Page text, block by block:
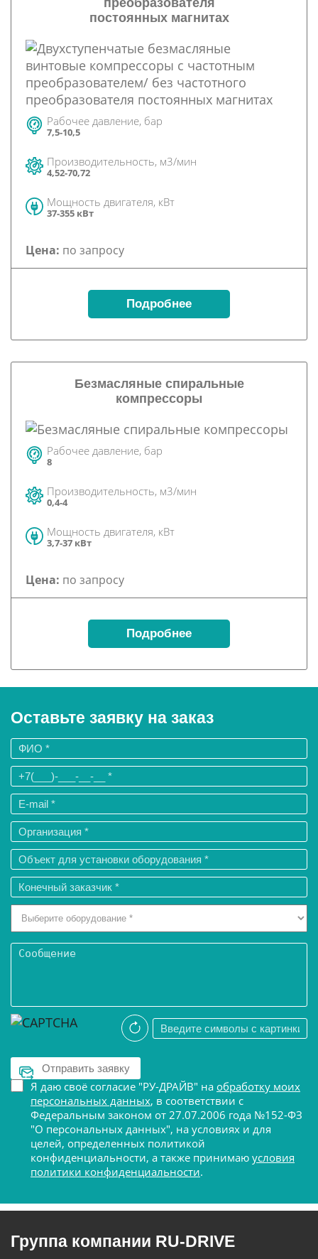
преобразователя
постоянных магнитах
Рабочее давление, бар
7,5-10,5
Производительность, м3/мин
4,52-70,72
Мощность двигателя, кВт
37-355 кВт
Цена: по запросу
Подробнее
Безмасляные спиральные
компрессоры
Рабочее давление, бар
8
Производительность, м3/мин
0,4-4
Мощность двигателя, кВт
3,7-37 кВт
Цена: по запросу
Подробнее
Оставьте заявку на заказ
Я даю своё согласие "РУ-ДРАЙВ" на обработку моих
персональных данных, в соответствии с
Федеральным законом от 27.07.2006 года №152-ФЗ
"О персональных данных", на условиях и для
целей, определенных политикой
конфиденциальности, а также принимаю условия
политики конфиденциальности.
Группа компании RU-DRIVE